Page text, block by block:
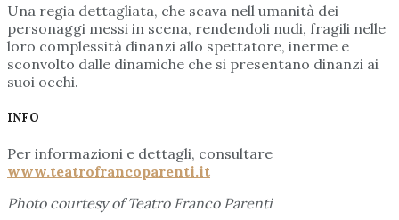
Una regia dettagliata, che scava nell umanità dei
personaggi messi in scena, rendendoli nudi, fragili nelle
loro complessità dinanzi allo spettatore, inerme e
sconvolto dalle dinamiche che si presentano dinanzi ai
suoi occhi.
INFO
Per informazioni e dettagli, consultare
www.teatrofrancoparenti.it
Photo courtesy of Teatro Franco Parenti